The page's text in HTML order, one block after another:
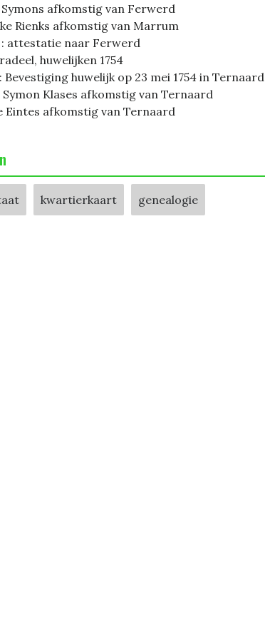
Symons afkomstig van Ferwerd
Rienks afkomstig van Marrum
attestatie naar Ferwerd
huwelijken 1754
Bevestiging huwelijk op 23 mei 1754 in Ternaard
Klases afkomstig van Ternaard
Eintes afkomstig van Ternaard
kwartierkaart genealogie